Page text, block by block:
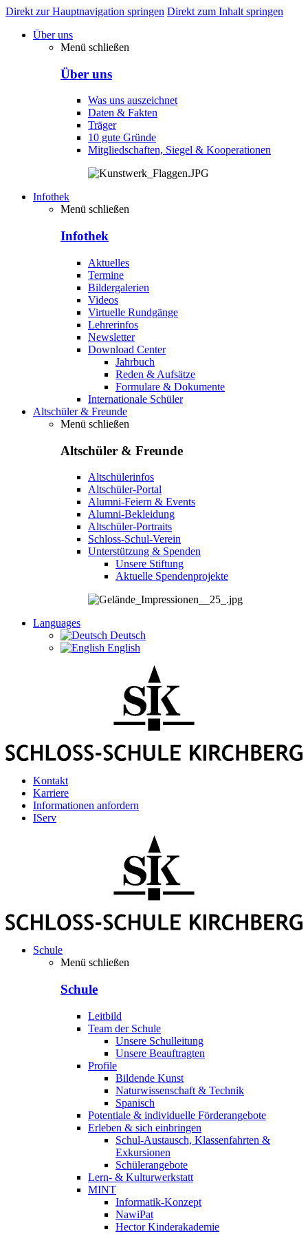
Direkt zur Hauptnavigation springen Direkt zum Inhalt springen
Über uns
Menü schließen
Über uns
Was uns auszeichnet
Daten & Fakten
Träger
10 gute Gründe
Mitgliedschaften, Siegel & Kooperationen
Infothek
Menü schließen
Infothek
Aktuelles
Termine
Bildergalerien
Videos
Virtuelle Rundgänge
Lehrerinfos
Newsletter
Download Center
Jahrbuch
Reden & Aufsätze
Formulare & Dokumente
Internationale Schüler
Altschüler & Freunde
Menü schließen
Altschüler & Freunde
Altschülerinfos
Altschüler-Portal
Alumni-Feiern & Events
Alumni-Bekleidung
Altschüler-Portraits
Schloss-Schul-Verein
Unterstützung & Spenden
Unsere Stiftung
Aktuelle Spendenprojekte
Languages
Deutsch
English
Kontakt
Karriere
Informationen anfordern
IServ
Schule
Menü schließen
Schule
Leitbild
Team der Schule
Unsere Schulleitung
Unsere Beauftragten
Profile
Bildende Kunst
Naturwissenschaft & Technik
Spanisch
Potentiale & individuelle Förderangebote
Erleben & sich einbringen
Schul-Austausch, Klassenfahrten &
Exkursionen
Schülerangebote
Lern- & Kulturwerkstatt
MINT
Informatik-Konzept
NawiPat
Hector Kinderakademie